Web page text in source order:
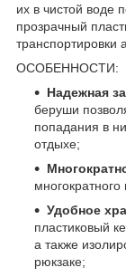
их в чистой воде
прозрачный
транспортировки
ОСОБЕННОСТИ:
Надежная
беруши
попадания в
отдыхе;
Удобное
пластиковый
а также
рюкзаке;